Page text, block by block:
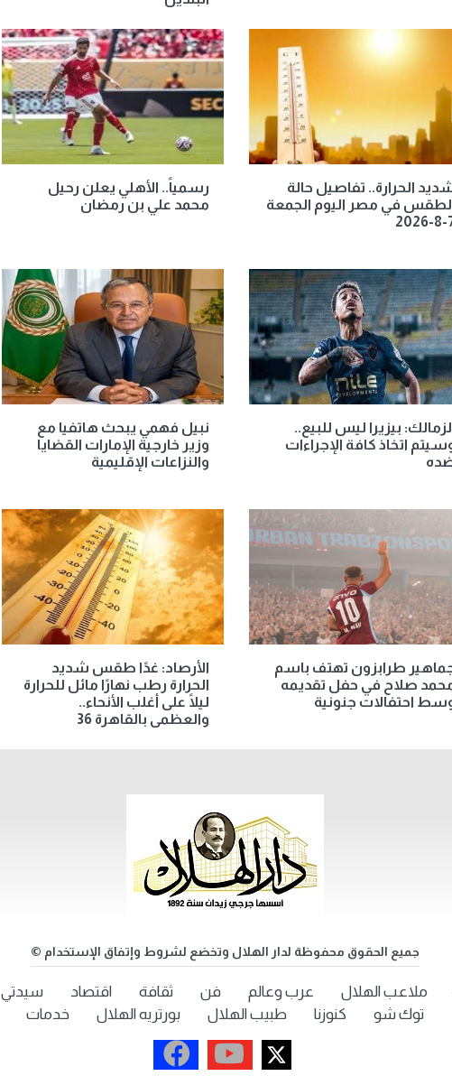
الحرارة.. تفاصيل حالة
في مصر اليوم الجمعة
7-
رسمياً.. الأهلي يعلن رحيل
محمد علي بن رمضان
بيزيرا ليس للبيع..
اتخاذ كافة الإجراءات
نبيل فهمي يبحث هاتفيا مع
وزير خارجية الإمارات القضايا
والنزاعات الإقليمية
طرابزون تهتف باسم
صلاح في حفل تقديمه
احتفالات جنونية
الأرصاد: غدًا طقس شديد
الحرارة رطب نهارًا مائل للحرارة
ليلًا على أغلب الأنحاء..
والعظمى بالقاهرة 36
جميع الحقوق محفوظة لدار الهلال وتخضع لشروط وإتفاق الإستخدام ©
ملاعب الهلال عرب وعالم فن ثقافة اقتصاد سيدتي
توك شو
كنوزنا طبيب الهلال بورتريه الهلال خدمات